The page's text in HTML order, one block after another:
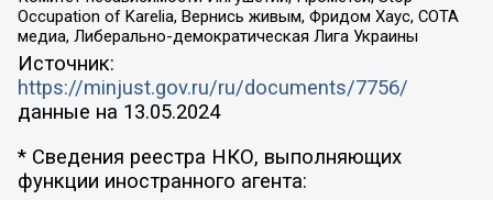
Occupation of Karelia, Вернись живым, Фридом Хаус, СОТА
медиа, Либерально-демократическая Лига Украины
Источник:
https://minjust.gov.ru/ru/documents/7756/
данные на 13.05.2024
* Сведения реестра НКО, выполняющих
функции иностранного агента: